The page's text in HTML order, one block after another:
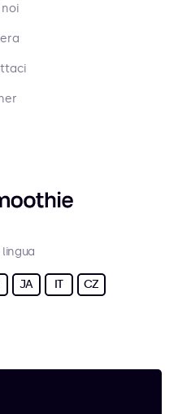
noi
JA IT CZ